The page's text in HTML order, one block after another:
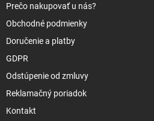
Prečo nakupovať u nás?
Obchodné podmienky
Doručenie a platby
GDPR
Odstúpenie od zmluvy
Reklamačný poriadok
Kontakt